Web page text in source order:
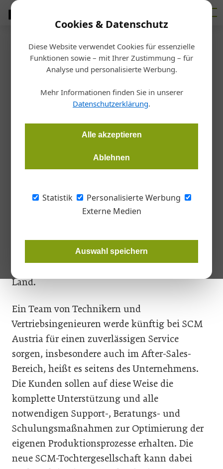
Cookies & Datenschutz
Diese Website verwendet Cookies für essenzielle
Funktionen sowie – mit Ihrer Zustimmung – für
Analyse und personalisierte Werbung.
Mehr Informationen finden Sie in unserer
Datenschutzerklärung.
Alle akzeptieren
Ablehnen
Statistik
Personalisierte Werbung
Externe Medien
Auswahl speichern
Startseite/ Fertigen
SCM eröffnet eigene
Österreich-Niederlassung
Der italienische Maschinenhersteller will mit einer
Tochtergesellschaft und einem Expertenteam die Präsenz
SCM ist bereits seit über dreißig Jahren auf
der italienische Maschinenhersteller seine
Präsenz in Österreich kräftig ausbauen und
Land.
Ein Team von Technikern und
Vertriebsingenieuren werde künftig bei SCM
Austria für einen zuverlässigen Service
sorgen, insbesondere auch im After-Sales-
Bereich, heißt es seitens des Unternehmens.
Die Kunden sollen auf diese Weise die
komplette Unterstützung und alle
notwendigen Support-, Beratungs- und
Schulungsmaßnahmen zur Optimierung der
eigenen Produktionsprozesse erhalten. Die
neue SCM-Tochtergesellschaft kann dabei